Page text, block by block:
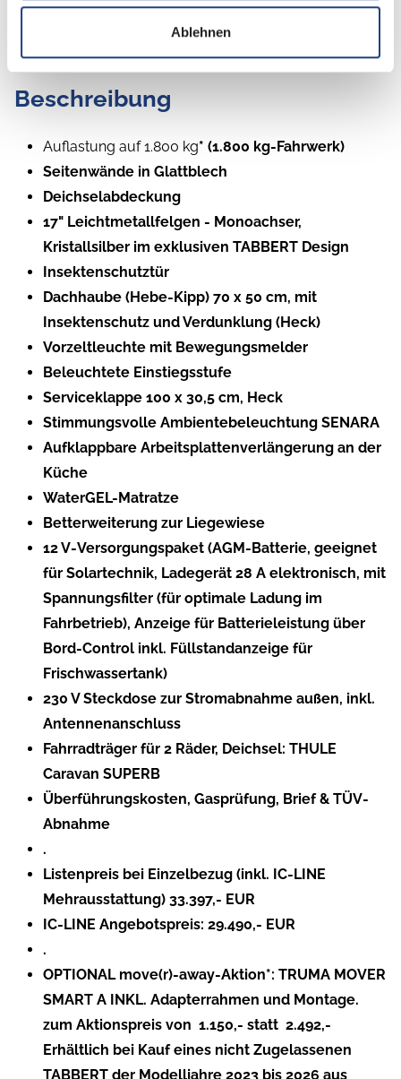
Ablehnen
Beschreibung
Auflastung auf 1.800 kg* (1.800 kg-Fahrwerk)
Seitenwände in Glattblech
Deichselabdeckung
17" Leichtmetallfelgen - Monoachser,
Kristallsilber im exklusiven TABBERT Design
Insektenschutztür
Dachhaube (Hebe-Kipp) 70 x 50 cm, mit
Insektenschutz und Verdunklung (Heck)
Vorzeltleuchte mit Bewegungsmelder
Beleuchtete Einstiegsstufe
Serviceklappe 100 x 30,5 cm, Heck
Stimmungsvolle Ambientebeleuchtung SENARA
Aufklappbare Arbeitsplattenverlängerung an der
Küche
WaterGEL-Matratze
Betterweiterung zur Liegewiese
12 V-Versorgungspaket (AGM-Batterie, geeignet
für Solartechnik, Ladegerät 28 A elektronisch, mit
Spannungsfilter (für optimale Ladung im
Fahrbetrieb), Anzeige für Batterieleistung über
Bord-Control inkl. Füllstandanzeige für
Frischwassertank)
230 V Steckdose zur Stromabnahme außen, inkl.
Antennenanschluss
Fahrradträger für 2 Räder, Deichsel: THULE
Caravan SUPERB
Überführungskosten, Gasprüfung, Brief & TÜV-
Abnahme
.
Listenpreis bei Einzelbezug (inkl. IC-LINE
Mehrausstattung) 33.397,- EUR
IC-LINE Angebotspreis: 29.490,- EUR
.
OPTIONAL move(r)-away-Aktion*: TRUMA MOVER
SMART A INKL. Adapterrahmen und Montage.
zum Aktionspreis von  1.150,- statt  2.492,-
Erhältlich bei Kauf eines nicht Zugelassenen
TABBERT der Modelljahre 2023 bis 2026 aus